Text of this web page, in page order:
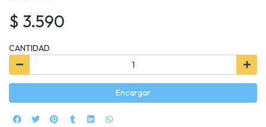
$ 3.590
CANTIDAD
Encargar